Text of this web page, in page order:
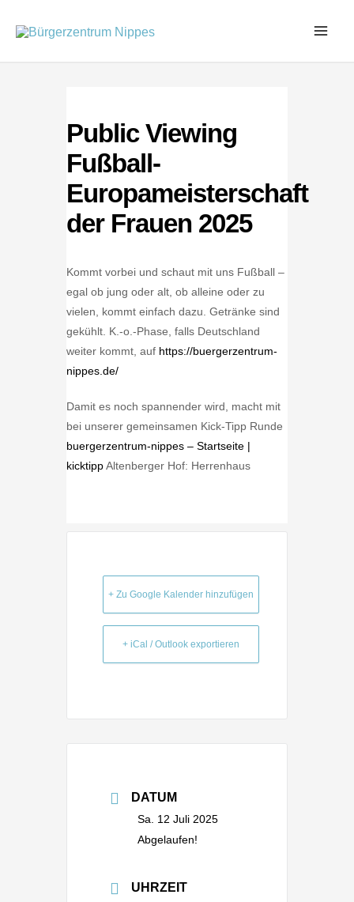
Inhalt
Public Viewing
Fußball-
Europameisterschaft
der Frauen 2025
Kommt vorbei und schaut mit uns Fußball –
egal ob jung oder alt, ob alleine oder zu
vielen, kommt einfach dazu. Getränke sind
gekühlt. K.-o.-Phase, falls Deutschland
weiter kommt, auf https://buergerzentrum-
nippes.de/
Damit es noch spannender wird, macht mit
bei unserer gemeinsamen Kick-Tipp Runde
buergerzentrum-nippes – Startseite |
kicktippAltenberger Hof: Herrenhaus
+ Zu Google Kalender hinzufügen
+ iCal / Outlook exportieren
DATUM
Sa. 12 Juli 2025
Abgelaufen!
UHRZEIT